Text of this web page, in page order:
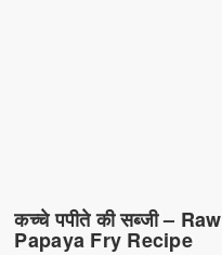
कच्चे पपीते की सब्जी – Raw
Papaya Fry Recipe